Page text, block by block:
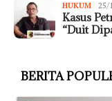
HUKUM 25/
Kasus
“Duit
BERITA